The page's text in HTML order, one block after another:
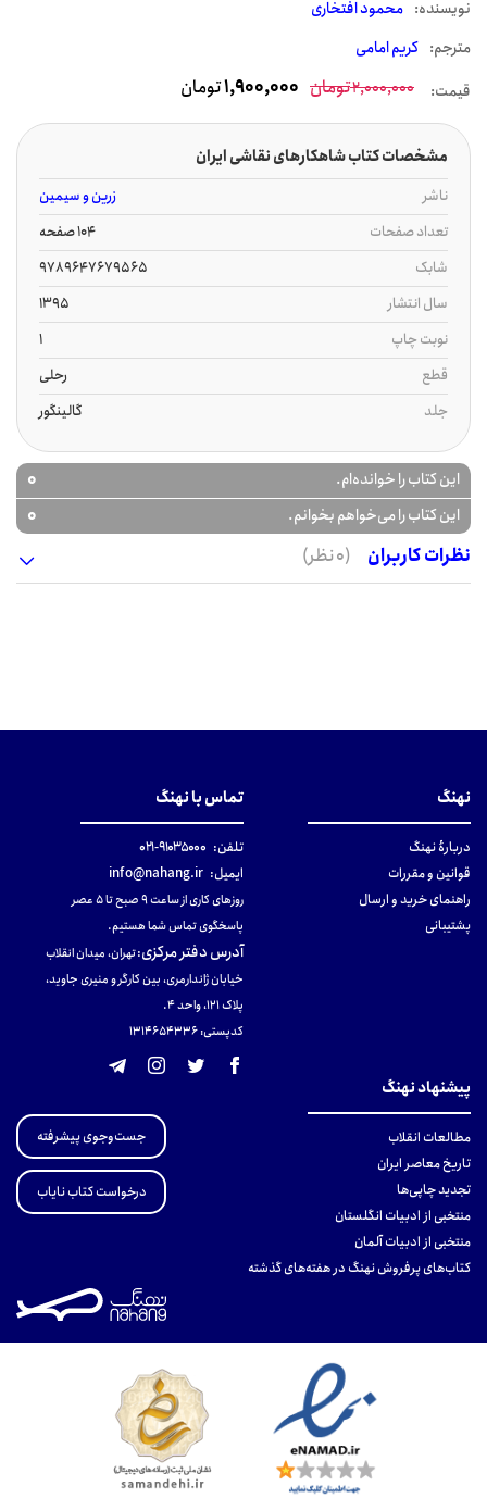
نويسنده: محمود افتخاری
مترجم: کریم امامی
قیمت: 2,000,000تومان 1,900,000تومان
مشخصات کتاب شاهکارهای نقاشی ایران
ناشر
زرین و سیمین
تعداد صفحات
104 صفحه
شابک
9789647679565
سال انتشار
1395
نوبت چاپ
1
قطع
رحلی
جلد
گالینگور
این کتاب را خوانده‌ام. 0
این کتاب را می‌خواهم بخوانم.
0
نظرات کاربران
(0 نظر)
نهنگ
دربارهٔ نهنگ
قوانین و مقررات
راهنمای خرید و ارسال
پشتیبانی
تماس با نهنگ
تلفن: ۹۱۰۳۵۰۰۰-۰۲۱
ایمیل: info@nahang.ir
روزهای کاری از ساعت ۹ صبح تا ۵ عصر
پاسخگوی تماس شما هستیم.
آدرس دفتر مرکزی:تهران، میدان انقلاب
خیابان ژاندارمری، بین کارگر و منیری جاوید،
پلاک 121، واحد ۴.
کدپستی: 131465433۶
پیشنهاد نهنگ
مطالعات انقلاب
تاریخ معاصر ایران
تجدید چاپی‌ها
منتخبی از ادبیات انگلستان
منتخبی از ادبیات آلمان
کتاب‌های پرفروش نهنگ در هفته‌های گذشته
جست‌وجوی پیشرفته
درخواست کتاب نایاب